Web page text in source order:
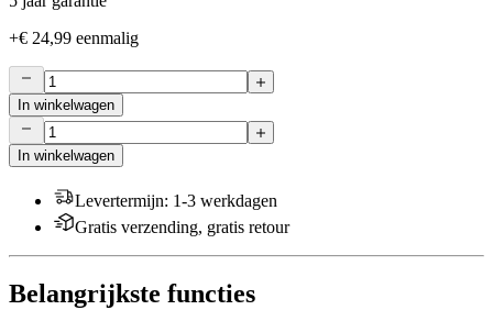
+€ 24,99 eenmalig
In winkelwagen
In winkelwagen
Levertermijn: 1-3 werkdagen
Gratis verzending, gratis retour
Belangrijkste functies